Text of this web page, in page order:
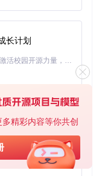
精彩内容等你共创
两个服务）
据处理能力，且已有
数据量小于100万
方案
管理、合规性要求
长计划
「源启盛夏」暑期校园开发者成长计划旨在激活校园开源力量，通过积分激励、认证扶持、资源倾斜等形式，引导高校组织和开发者完成「入驻 — 建项目 — 做贡献 — 获认证 — 得资源」的完整闭环。无论你是想带领社团入驻平台的组织者，还是希望用代码贡献证明自己的开发者，都能在这里找到属于你的成长路径。
免费、本地、开源的 24/7 全天候 Cowork 应用，以及适用于 Gemini CLI、Claude Code、Codex、OpenCode、Qwen Code、Goose CLI、Auggie 等的 OpenClaw | 🌟 喜欢就点star吧